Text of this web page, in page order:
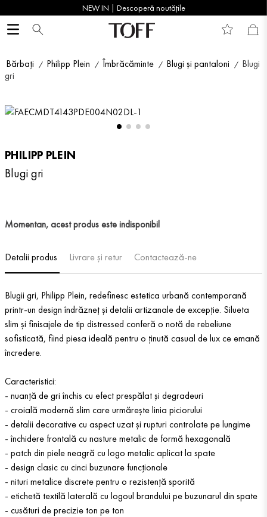
NEW IN | Descoperă noutățile
Bărbați Philipp Plein Îmbrăcăminte Blugi și pantaloni
Blugi
gri
PHILIPP PLEIN
Blugi gri
Momentan, acest produs este indisponibil
Detalii produs Livrare și retur Contactează-ne
Blugii gri, Philipp Plein, redefinesc estetica urbană contemporană
printr-un design îndrăzneț și detalii artizanale de excepție. Silueta
slim și finisajele de tip distressed conferă o notă de rebeliune
sofisticată, fiind piesa ideală pentru o ținută casual de lux ce emană
încredere.
Caracteristici:
- nuanță de gri închis cu efect prespălat și degradeuri
- croială modernă slim care urmărește linia piciorului
- detalii decorative cu aspect uzat și rupturi controlate pe lungime
- închidere frontală cu nasture metalic de formă hexagonală
- patch din piele neagră cu logo metalic aplicat la spate
- design clasic cu cinci buzunare funcționale
- nituri metalice discrete pentru o rezistență sporită
- etichetă textilă laterală cu logoul brandului pe buzunarul din spate
- cusături de precizie ton pe ton